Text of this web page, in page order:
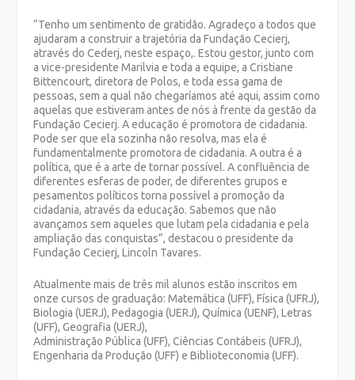
“Tenho um sentimento de gratidão. Agradeço a todos que
ajudaram a construir a trajetória da Fundação Cecierj,
através do Cederj, neste espaço,. Estou gestor, junto com
a vice-presidente Marilvia e toda a equipe, a Cristiane
Bittencourt, diretora de Polos, e toda essa gama de
pessoas, sem a qual não chegaríamos até aqui, assim como
aquelas que estiveram antes de nós à frente da gestão da
Fundação Cecierj. A educação é promotora de cidadania.
Pode ser que ela sozinha não resolva, mas ela é
fundamentalmente promotora de cidadania. A outra é a
política, que é a arte de tornar possível. A confluência de
diferentes esferas de poder, de diferentes grupos e
pesamentos políticos torna possível a promoção da
cidadania, através da educação. Sabemos que não
avançamos sem aqueles que lutam pela cidadania e pela
ampliação das conquistas”, destacou o presidente da
Fundação Cecierj, Lincoln Tavares.
Atualmente mais de três mil alunos estão inscritos em
onze cursos de graduação: Matemática (UFF), Física (UFRJ),
Biologia (UERJ), Pedagogia (UERJ), Química (UENF), Letras
(UFF), Geografia (UERJ),
Administração Pública (UFF), Ciências Contábeis (UFRJ),
Engenharia da Produção (UFF) e Biblioteconomia (UFF).